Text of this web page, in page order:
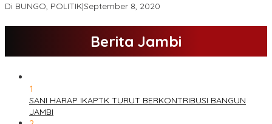
Di BUNGO, POLITIK|September 8, 2020
Berita Jambi
1
SANI HARAP IKAPTK TURUT BERKONTRIBUSI BANGUN
JAMBI